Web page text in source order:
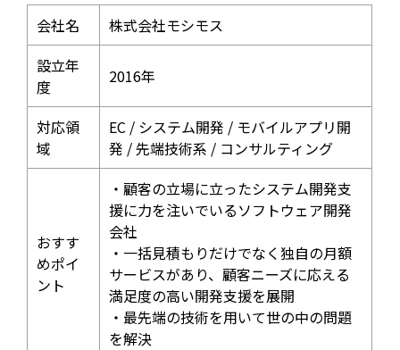
会社名
株式会社モシモス
設立年
度
2016年
対応領
域
EC / システム開発 / モバイルアプリ開
発 / 先端技術系 / コンサルティング
おすす
めポイ
ント
・顧客の立場に立ったシステム開発支
援に力を注いでいるソフトウェア開発
会社
・一括見積もりだけでなく独自の月額
サービスがあり、顧客ニーズに応える
満足度の高い開発支援を展開
・最先端の技術を用いて世の中の問題
を解決